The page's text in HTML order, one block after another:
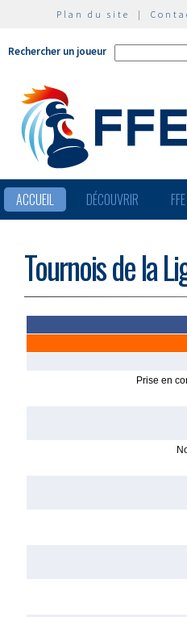
Plan du site |
Rechercher un joueur
ACCUEIL DÉCOUVRIR FFE
Tournois de la
Prise en